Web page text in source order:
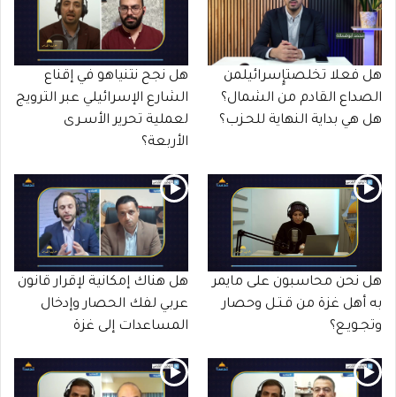
هل فعلا تخلصتإٍسرائيلمن
الصداع القادم من الشمال؟
هل هي بداية النهاية للحـزب؟
هل نجح نتنياهو في إقناع
الشارع الإسرائيلي عبر الترويج
لعملية تحرير الأسـرى
الأربعة؟
هل نحن محاسبون على مايمر
به أهل غزة من قـتـل وحصار
وتجـويـع؟
هل هناك إمكانية لإقرار قانون
عربي لفك الحصار وإدخال
المساعدات إلى غزة